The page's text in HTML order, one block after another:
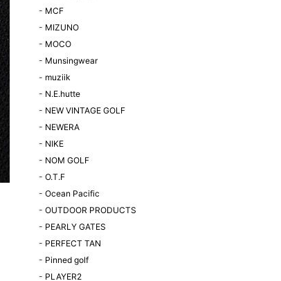
- MCF
- MIZUNO
- MOCO
- Munsingwear
- muziik
- N.E.hutte
- NEW VINTAGE GOLF
- NEWERA
- NIKE
- NOM GOLF
- O.T.F
- Ocean Pacific
- OUTDOOR PRODUCTS
- PEARLY GATES
- PERFECT TAN
- Pinned golf
- PLAYER2